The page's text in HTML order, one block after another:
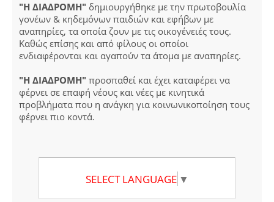
"Η ΔΙΑΔΡΟΜΗ" δημιουργήθηκε με την πρωτοβουλία
γονέων & κηδεμόνων παιδιών και εφήβων με
αναπηρίες, τα οποία ζουν με τις οικογένειές τους.
Καθώς επίσης και από φίλους οι οποίοι
ενδιαφέρονται και αγαπούν τα άτομα με αναπηρίες.
"Η ΔΙΑΔΡΟΜΗ" προσπαθεί και έχει καταφέρει να
φέρνει σε επαφή νέους και νέες με κινητικά
προβλήματα που η ανάγκη για κοινωνικοποίηση τους
φέρνει πιο κοντά.
SELECT LANGUAGE ▼